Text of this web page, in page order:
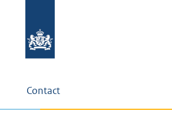
Contact